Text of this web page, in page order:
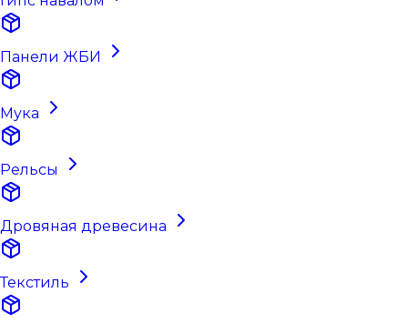
Панели ЖБИ
Мука
Рельсы
Дровяная древесина
Текстиль